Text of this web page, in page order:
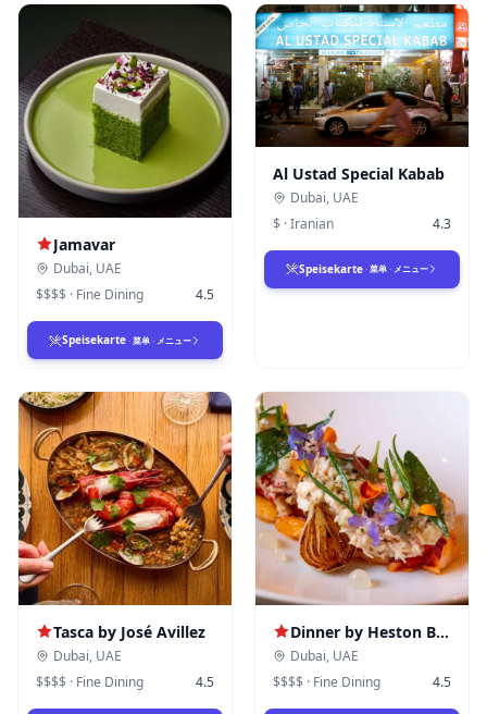
Jamavar
Dubai, UAE
$$$$ · Fine Dining 4.5
Speisekarte · 菜单 · メニュー
Al Ustad Special Kabab
Dubai, UAE
$ ·Iranian 4.3
Speisekarte · 菜单 · メニュー
Tasca by José Avillez
Dubai, UAE
$$$$ · Fine Dining 4.5
Dinner by Heston Blumenthal
Dubai, UAE
$$$$ · Fine Dining 4.5